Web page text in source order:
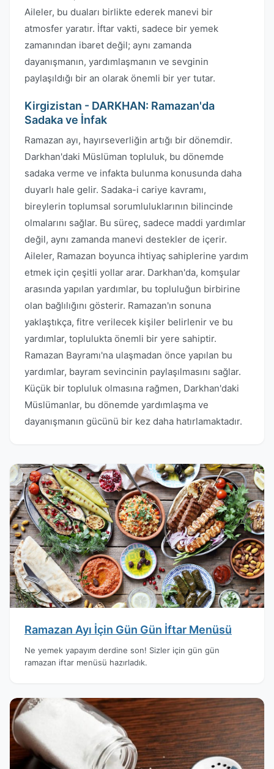
Aileler, bu duaları birlikte ederek manevi bir
atmosfer yaratır. İftar vakti, sadece bir yemek
zamanından ibaret değil; aynı zamanda
dayanışmanın, yardımlaşmanın ve sevginin
paylaşıldığı bir an olarak önemli bir yer tutar.
Kirgizistan - DARKHAN: Ramazan'da
Sadaka ve İnfak
Ramazan ayı, hayırseverliğin artığı bir dönemdir.
Darkhan'daki Müslüman topluluk, bu dönemde
sadaka verme ve infakta bulunma konusunda daha
duyarlı hale gelir. Sadaka-i cariye kavramı,
bireylerin toplumsal sorumluluklarının bilincinde
olmalarını sağlar. Bu süreç, sadece maddi yardımlar
değil, aynı zamanda manevi destekler de içerir.
Aileler, Ramazan boyunca ihtiyaç sahiplerine yardım
etmek için çeşitli yollar arar. Darkhan'da, komşular
arasında yapılan yardımlar, bu topluluğun birbirine
olan bağlılığını gösterir. Ramazan'ın sonuna
yaklaştıkça, fitre verilecek kişiler belirlenir ve bu
yardımlar, toplulukta önemli bir yere sahiptir.
Ramazan Bayramı'na ulaşmadan önce yapılan bu
yardımlar, bayram sevincinin paylaşılmasını sağlar.
Küçük bir topluluk olmasına rağmen, Darkhan'daki
Müslümanlar, bu dönemde yardımlaşma ve
dayanışmanın gücünü bir kez daha hatırlamaktadır.
Ramazan Ayı İçin Gün Gün İftar Menüsü
Ne yemek yapayım derdine son! Sizler için gün gün
ramazan iftar menüsü hazırladık.